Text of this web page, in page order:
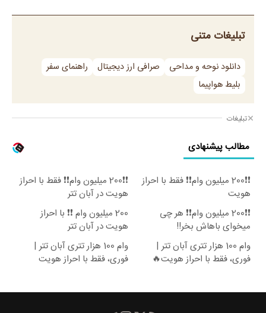
تبلیغات متنی
دانلود نوحه و مداحی صرافی ارز دیجیتال
راهنمای سفر
بلیط هواپیما
تبلیغات
مطالب پیشنهادی
❗❗200 میلیون وام❗❗ فقط با احراز
هویت
❗❗200 میلیون وام❗❗ فقط با احراز
هویت در آبان تتر
❗❗200 میلیون وام❗❗ هر چی
میخوای باهاش بخر!!
200 میلیون وام ❗❗ با احراز
هویت در آبان تتر
وام 100 هزار تتری آبان تتر |
فوری، فقط با احراز هویت🔥
وام 100 هزار تتری آبان تتر |
فوری، فقط با احراز هویت